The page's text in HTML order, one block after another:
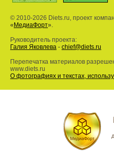
© 2010-2026 Diets.ru, проект
« МедиаФорт».
Руководитель проекта:
Галия Яковлева - chief@diets.ru
Перепечатка материалов
www.diets.ru
О фотографиях и текстах,